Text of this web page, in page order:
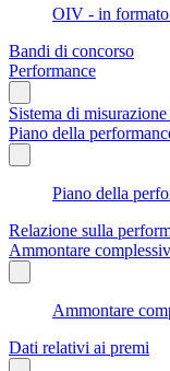
OIV - in formato
Bandi di concorso
Performance
Sistema di
Piano della
Piano della
Relazione sulla
Ammontare
Ammontare
Dati relativi ai premi